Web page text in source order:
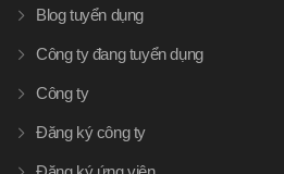
Blog tuyển dụng
Công ty đang tuyển dụng
Công ty
Đăng ký công ty